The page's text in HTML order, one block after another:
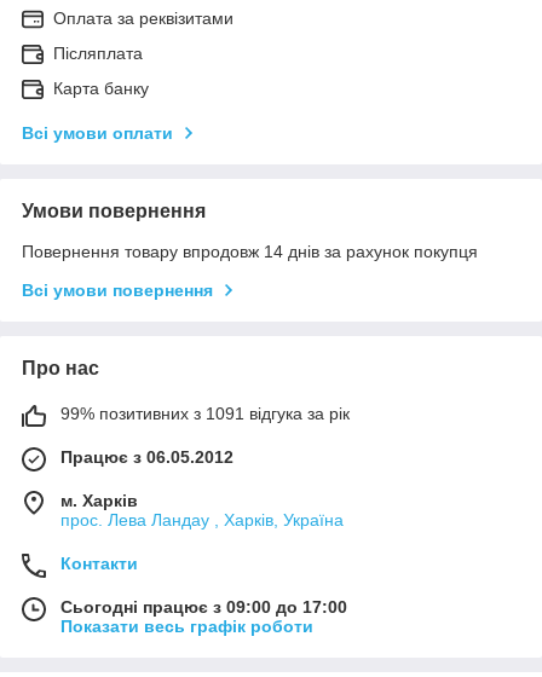
Оплата за реквізитами
Післяплата
Карта банку
Всі умови оплати
Умови повернення
Повернення товару впродовж 14 днів за рахунок покупця
Всі умови повернення
Про нас
99% позитивних з 1091 відгука за рік
Працює з 06.05.2012
м. Харків
прос. Лева Ландау , Харків, Україна
Контакти
Сьогодні працює з 09:00 до 17:00
Показати весь графік роботи